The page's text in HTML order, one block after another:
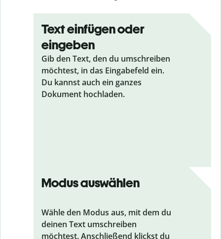
Text einfügen oder
eingeben
Gib den Text, den du umschreiben
möchtest, in das Eingabefeld ein.
Du kannst auch ein ganzes
Dokument hochladen.
Modus auswählen
Wähle den Modus aus, mit dem du
deinen Text umschreiben
möchtest. Anschließend klickst du